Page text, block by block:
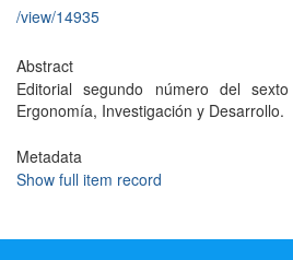
/view/14935
Abstract
Editorial segundo número del
Ergonomía, Investigación y Desarrollo.
Metadata
Show full item record